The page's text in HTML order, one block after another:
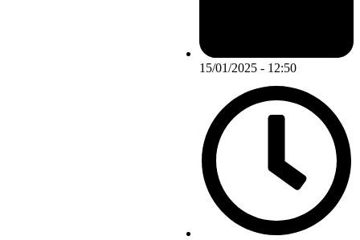
15/01/2025 - 12:50